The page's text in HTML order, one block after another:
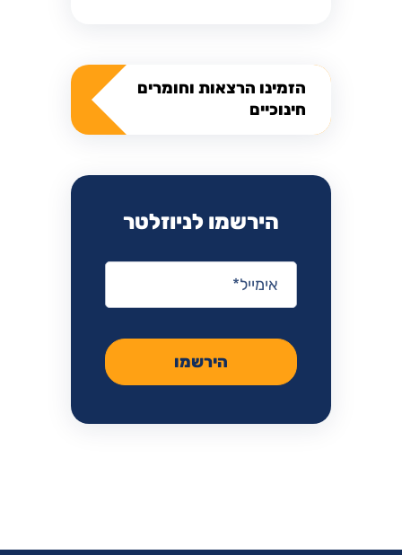
הזמינו הרצאות וחומרים
חינוכיים
הירשמו לניוזלטר
אימייל
הירשמו